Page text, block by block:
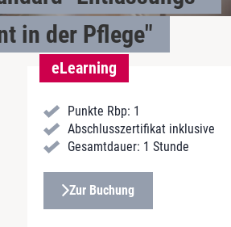
in der Pflege"
eLearning
Punkte Rbp: 1
Abschlusszertifikat inklusive
Gesamtdauer: 1 Stunde
Zur Buchung